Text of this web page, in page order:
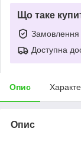
Що таке
Замовлення
Доступна
Опис
Опис